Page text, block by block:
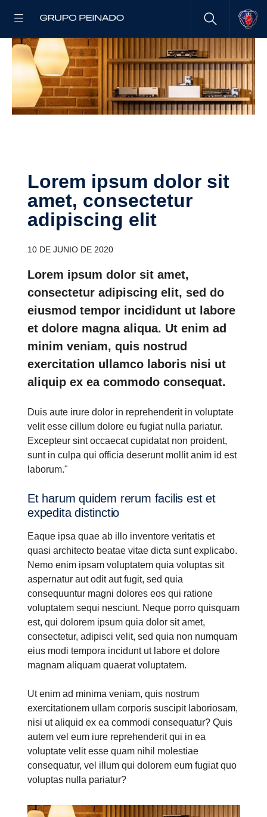
Lorem ipsum dolor sit
amet, consec­tetur
adipis­cing elit
10 DE JUNIO DE 2020
Lorem ipsum dolor sit amet,
consectetur adipiscing elit, sed do
eiusmod tempor incididunt ut labore
et dolore magna aliqua. Ut enim ad
minim veniam, quis nostrud
exercitation ullamco laboris nisi ut
aliquip ex ea commodo consequat.
Duis aute irure dolor in reprehenderit in voluptate
velit esse cillum dolore eu fugiat nulla pariatur.
Excepteur sint occaecat cupidatat non proident,
sunt in culpa qui officia deserunt mollit anim id est
laborum."
Et harum quidem rerum facilis est et
expedita distin­ctio
Eaque ipsa quae ab illo inventore veritatis et
quasi architecto beatae vitae dicta sunt explicabo.
Nemo enim ipsam voluptatem quia voluptas sit
aspernatur aut odit aut fugit, sed quia
consequuntur magni dolores eos qui ratione
voluptatem sequi nesciunt. Neque porro quisquam
est, qui dolorem ipsum quia dolor sit amet,
consectetur, adipisci velit, sed quia non numquam
eius modi tempora incidunt ut labore et dolore
magnam aliquam quaerat voluptatem.
Ut enim ad minima veniam, quis nostrum
exercitationem ullam corporis suscipit laboriosam,
nisi ut aliquid ex ea commodi consequatur? Quis
autem vel eum iure reprehenderit qui in ea
voluptate velit esse quam nihil molestiae
consequatur, vel illum qui dolorem eum fugiat quo
voluptas nulla pariatur?